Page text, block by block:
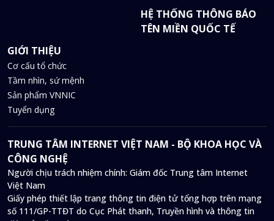
HỆ THỐNG THÔNG BÁO
TÊN MIỀN QUỐC TẾ
GIỚI THIỆU
Cơ cấu tổ chức
Tầm nhìn, sứ mệnh
Sản phẩm VNNIC
Tuyển dụng
TRUNG TÂM INTERNET VIỆT NAM - BỘ KHOA HỌC VÀ
CÔNG NGHỆ
Người chịu trách nhiệm chính: Giám đốc Trung tâm Internet
Việt Nam
Giấy phép thiết lập trang thông tin điện tử tổng hợp trên mạng
số 111/GP-TTĐT do Cục Phát thanh, Truyền hình và thông tin